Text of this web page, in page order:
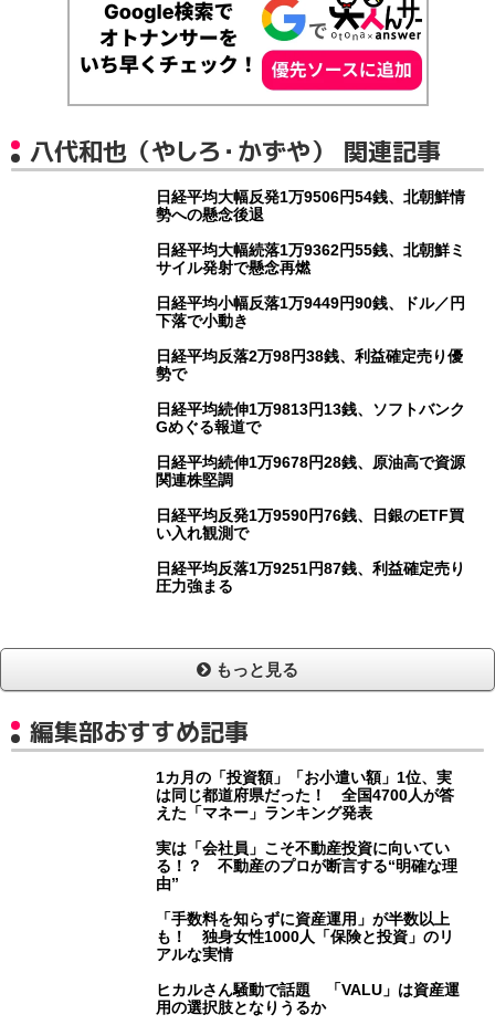
八代和也（やしろ・かずや） 関連記事
日経平均大幅反発1万9506円54銭、北朝鮮情
勢への懸念後退
日経平均大幅続落1万9362円55銭、北朝鮮ミ
サイル発射で懸念再燃
日経平均小幅反落1万9449円90銭、ドル／円
下落で小動き
日経平均反落2万98円38銭、利益確定売り優
勢で
日経平均続伸1万9813円13銭、ソフトバンク
Gめぐる報道で
日経平均続伸1万9678円28銭、原油高で資源
関連株堅調
日経平均反発1万9590円76銭、日銀のETF買
い入れ観測で
日経平均反落1万9251円87銭、利益確定売り
圧力強まる
もっと見る
編集部おすすめ記事
1カ月の「投資額」「お小遣い額」1位、実
は同じ都道府県だった！ 全国4700人が答
えた「マネー」ランキング発表
実は「会社員」こそ不動産投資に向いてい
る！？ 不動産のプロが断言する“明確な理
由”
「手数料を知らずに資産運用」が半数以上
も！ 独身女性1000人「保険と投資」のリ
アルな実情
ヒカルさん騒動で話題 「VALU」は資産運
用の選択肢となりうるか